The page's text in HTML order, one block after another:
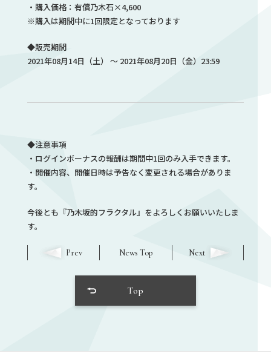
・購入価格：有償乃木石×4,600
※購入は期間中に1回限定となっております
◆販売期間
2021年08月14日（土） ～ 2021年08月20日（金）23:59
◆注意事項
・ログインボーナスの報酬は期間中1回のみ入手できます。
・開催内容、開催日時は予告なく変更される場合がありま
す。
今後とも『乃木坂的フラクタル』をよろしくお願いいたしま
す。
Prev News Top Next
Top